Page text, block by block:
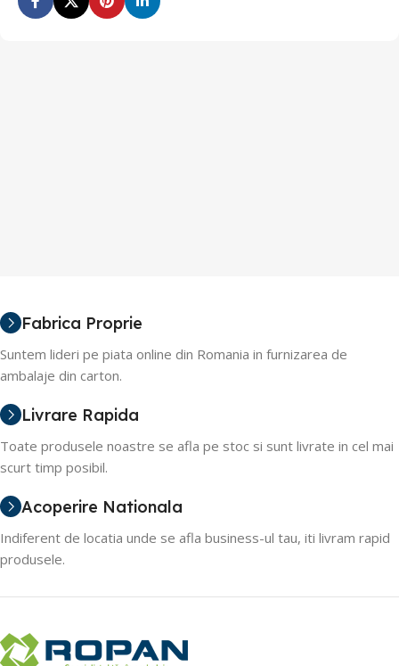
Fabrica Proprie
Suntem lideri pe piata online din Romania in furnizarea de
ambalaje din carton.
Livrare Rapida
Toate produsele noastre se afla pe stoc si sunt livrate in cel mai
scurt timp posibil.
Acoperire Nationala
Indiferent de locatia unde se afla business-ul tau, iti livram rapid
produsele.